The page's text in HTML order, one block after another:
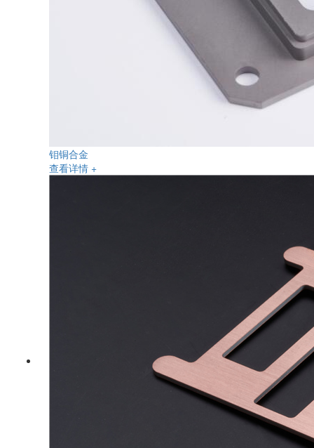
钼铜合金
查看详情 +